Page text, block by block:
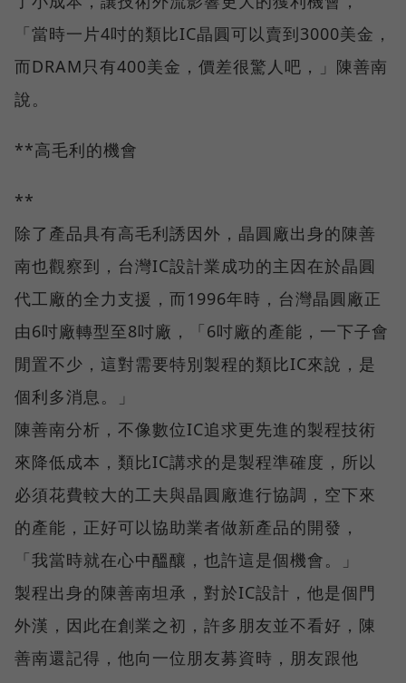
「當時一片4吋的類比IC晶圓可以賣到3000美金，
而DRAM只有400美金，價差很驚人吧，」陳善南
說。
**高毛利的機會
**
除了產品具有高毛利誘因外，晶圓廠出身的陳善
南也觀察到，台灣IC設計業成功的主因在於晶圓
代工廠的全力支援，而1996年時，台灣晶圓廠正
由6吋廠轉型至8吋廠，「6吋廠的產能，一下子會
閒置不少，這對需要特別製程的類比IC來說，是
個利多消息。」
陳善南分析，不像數位IC追求更先進的製程技術
來降低成本，類比IC講求的是製程準確度，所以
必須花費較大的工夫與晶圓廠進行協調，空下來
的產能，正好可以協助業者做新產品的開發，
「我當時就在心中醞釀，也許這是個機會。」
製程出身的陳善南坦承，對於IC設計，他是個門
外漢，因此在創業之初，許多朋友並不看好，陳
善南還記得，他向一位朋友募資時，朋友跟他